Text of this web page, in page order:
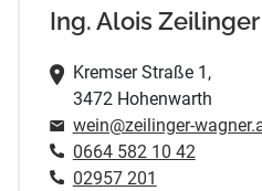
Ing. Alois Zeilinger
Kremser Straße 1,
3472 Hohenwarth
wein@zeilinger-
0664 582 10 42
02957 201